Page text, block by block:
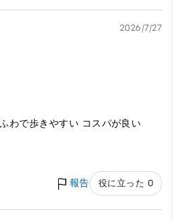
2026/7/27
わで歩きやすい コスパが良い
報告 役に立った 0